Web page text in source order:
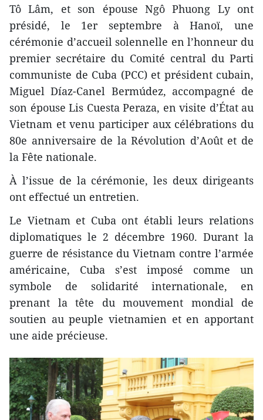
Tô Lâm, et son épouse Ngô Phuong Ly ont
présidé, le 1er septembre à Hanoï, une
cérémonie d’accueil solennelle en l’honneur du
premier secrétaire du Comité central du Parti
communiste de Cuba (PCC) et président cubain,
Miguel Díaz-Canel Bermúdez, accompagné de
son épouse Lis Cuesta Peraza, en visite d’État au
Vietnam et venu participer aux célébrations du
80e anniversaire de la Révolution d’Août et de
la Fête nationale.
À l’issue de la cérémonie, les deux dirigeants
ont effectué un entretien.
Le Vietnam et Cuba ont établi leurs relations
diplomatiques le 2 décembre 1960. Durant la
guerre de résistance du Vietnam contre l’armée
américaine, Cuba s’est imposé comme un
symbole de solidarité internationale, en
prenant la tête du mouvement mondial de
soutien au peuple vietnamien et en apportant
une aide précieuse.